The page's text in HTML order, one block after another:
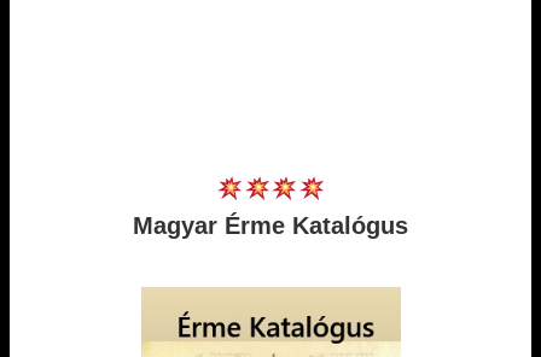
Magyar Érme Katalógus